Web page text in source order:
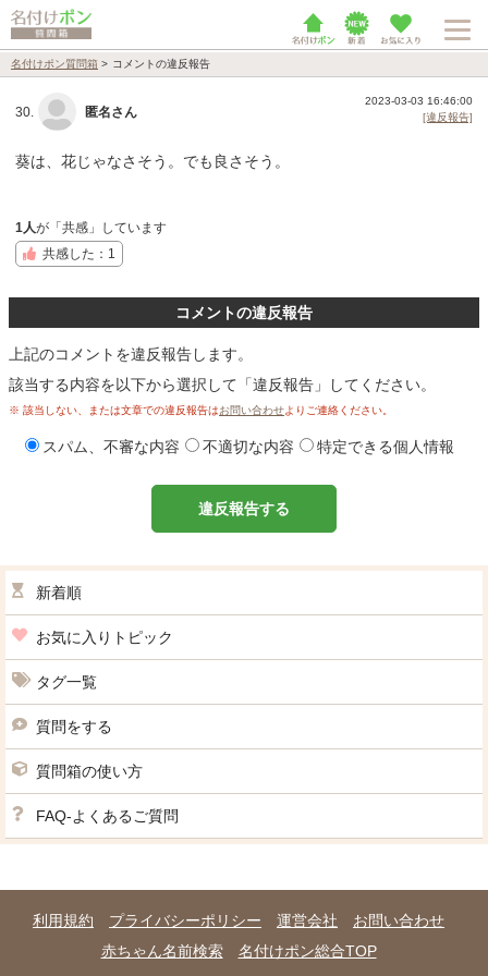
名付けポン質問箱 > コメントの違反報告
30. 匿名さん
2023-03-03 16:46:00
[違反報告]
葵は、花じゃなさそう。でも良さそう。
1人が「共感」しています
共感した：1
コメントの違反報告
上記のコメントを違反報告します。
該当する内容を以下から選択して「違反報告」してください。
※ 該当しない、または文章での違反報告はお問い合わせよりご連絡ください。
スパム、不審な内容 不適切な内容 特定できる個人情報
違反報告する
新着順
お気に入りトピック
タグ一覧
質問をする
質問箱の使い方
FAQ-よくあるご質問
利用規約 プライバシーポリシー 運営会社
お問い合わせ
赤ちゃん名前検索
名付けポン総合TOP